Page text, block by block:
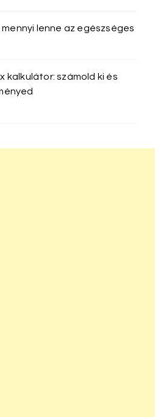
lenne az egészséges
kalkulátor: számold ki és